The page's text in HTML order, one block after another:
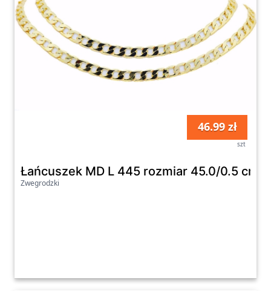
46.99 zł
szt
Łańcuszek MD L 445 rozmiar 45.0/0.5 cm
Zwegrodzki